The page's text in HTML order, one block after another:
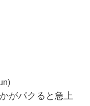
がパクると急上